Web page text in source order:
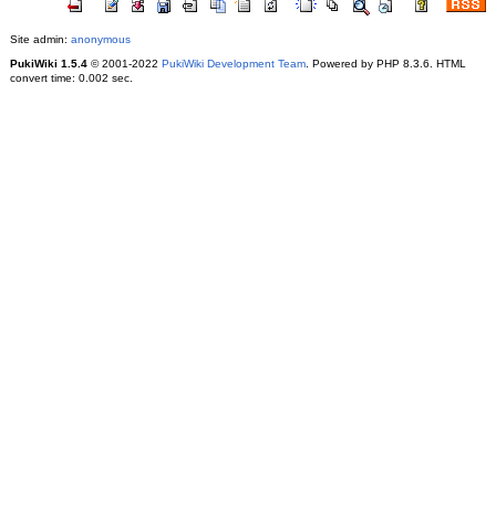
Site admin: anonymous
PukiWiki 1.5.4© 2001-2022 PukiWiki Development Team. Powered by PHP 8.3.6. HTML
convert time: 0.002 sec.